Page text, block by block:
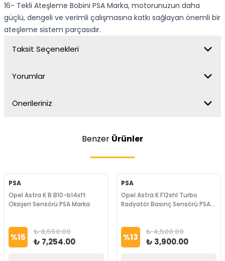
16- Tekli Ateşleme Bobini PSA Marka, motorunuzun daha
güçlü, dengeli ve verimli çalışmasına katkı sağlayan önemli bir
ateşleme sistem parçasıdır.
Taksit Seçenekleri
Yorumlar
Önerileriniz
Benzer Ürünler
PSA
Opel Astra K B B10-b14xft
Oksi̇jen Sensörü PSA Marka
%15 ₺ 8,550.00
₺ 7,254.00
PSA
Opel Astra K F12shl Turbo
Radyatör Basınç Sensörü PSA
%13 ₺ 4,500.00
₺ 3,900.00